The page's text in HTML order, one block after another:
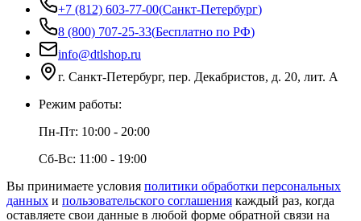
+7 (812) 603-77-00(Санкт-Петербург)
8 (800) 707-25-33(Бесплатно по РФ)
info@dtlshop.ru
г. Санкт-Петербург, пер. Декабристов, д. 20, лит. А
Режим работы:
Пн-Пт: 10:00 - 20:00
Сб-Вс: 11:00 - 19:00
Вы принимаете условия политики обработки персональных
данных и пользовательского соглашения каждый раз, когда
оставляете свои данные в любой форме обратной связи на